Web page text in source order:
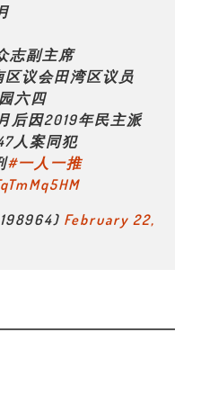
志副主席
区议会田湾区议员
六四
后因2019年民主派
人案同犯
#一人一推
February 22,